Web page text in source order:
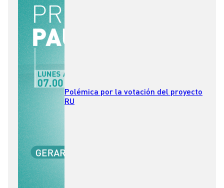
Polémica por la votación del proyecto
RU